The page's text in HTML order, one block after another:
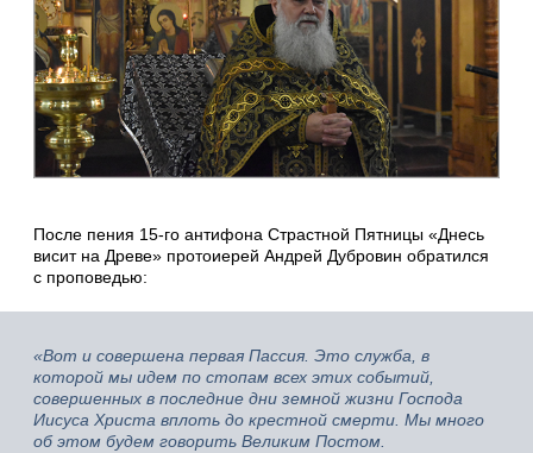
После пения 15-го антифона Страстной Пятницы «Днесь
висит на Древе» протоиерей Андрей Дубровин обратился
с проповедью:
«Вот и совершена первая Пассия. Это служба, в
которой мы идем по стопам всех этих событий,
совершенных в последние дни земной жизни Господа
Иисуса Христа вплоть до крестной смерти. Мы много
об этом будем говорить Великим Постом.